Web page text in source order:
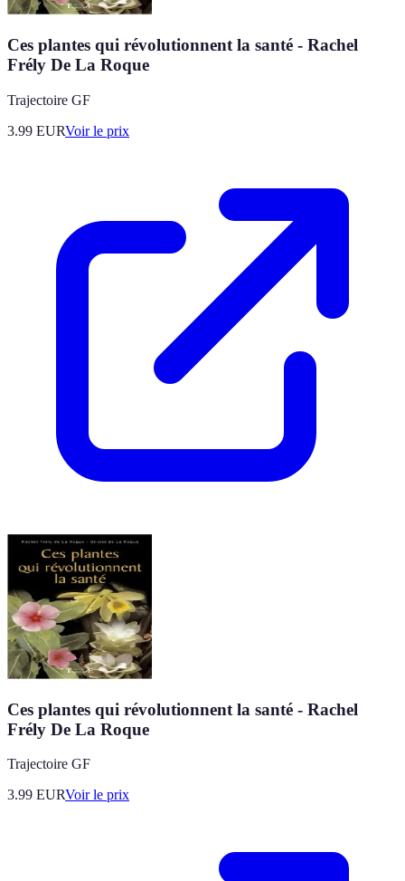
Ces plantes qui révolutionnent la santé - Rachel
Frély De La Roque
Trajectoire GF
3.99 EURVoir le prix
Ces plantes qui révolutionnent la santé - Rachel
Frély De La Roque
Trajectoire GF
3.99 EURVoir le prix